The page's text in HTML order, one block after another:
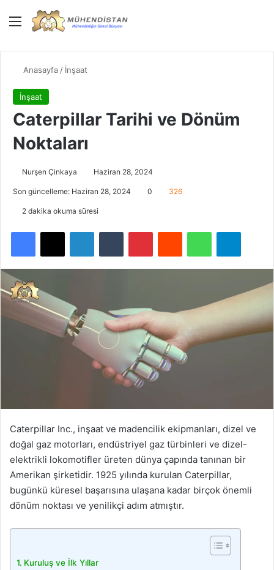
Menü
Anasayfa / İnşaat
İnşaat
Caterpillar Tarihi ve Dönüm
Noktaları
Nurşen Çinkaya Haziran 28, 2024
Son güncelleme: Haziran 28, 2024 0 326
2 dakika okuma süresi
Facebook
X LinkedInTumblr PinterestReddit WhatsApp
Caterpillar Inc., inşaat ve madencilik ekipmanları, dizel ve
doğal gaz motorları, endüstriyel gaz türbinleri ve dizel-
elektrikli lokomotifler üreten dünya çapında tanınan bir
Amerikan şirketidir. 1925 yılında kurulan Caterpillar,
bugünkü küresel başarısına ulaşana kadar birçok önemli
dönüm noktası ve yenilikçi adım atmıştır.
Kuruluş ve İlk Yıllar